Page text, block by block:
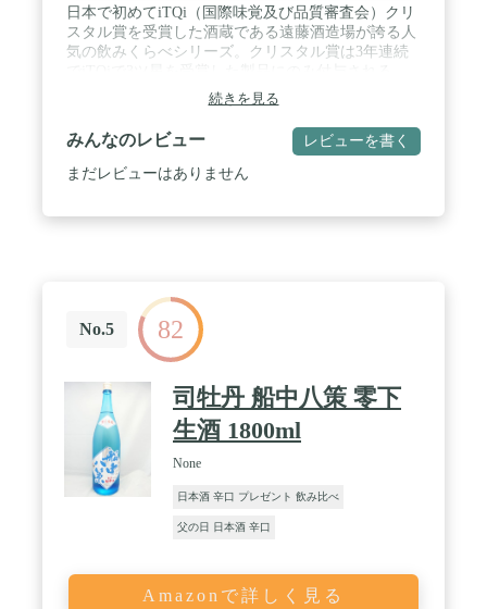
日本で初めてiTQi（国際味覚及び品質審査会）クリ
スタル賞を受賞した酒蔵である遠藤酒造場が誇る人
気の飲みくらべシリーズ。クリスタル賞は3年連続
そモンドセレクション12年連続金賞受賞、IWSC金
賞受賞などを受賞。胸を張って贈り物にしていただ
けたら幸いです。 / 毎年20,000セットも売れる遠藤
酒造場の人気のみくらべシリーズ。ギフトやプレゼ
ント、贈答に大人気の日本酒飲み比べセット。全て
渓流 純米酒／米の旨みを遠藤酒造場人気の定番純
米酒 / ◆渓流 極辛／日本酒度16度と辛口の中でも
上位ランクの辛口酒。辛さの中に感じる米の旨味が
通好み。冷やはもちろん燗でも楽しんでいただける
逸品。 ◆渓流 蔵囲い／まろやかな甘みとキレの良
さに定評がある常温でも燗酒としてもおいしい ◆渓
流 甘口／米の旨味と甘味を味わいつつ鼻に抜ける
香りを楽しんでほしい逸品。 / 日本酒のギフトで人
気の遠藤酒造場では、母の日や父の日の他、敬老の
日、お中元やお歳暮、年末年始のご挨拶などで選ば
れている高級な贈り物にふさわしい日本酒ののみく
らべギフトセットです。大吟醸酒、純米酒、辛口な
お酒をご堪能ください。 / 【ご注意（免責）＞ 必ず
お読み下さい】未成年者や運転中の飲酒をやめてく
続きを見る
みんなのレビュー レビューを書く
まだレビューはありません
No.5 82
司牡丹 船中八策 零下
生酒 1800ml
None
日本酒 辛口 プレゼント 飲み比べ
父の日 日本酒 辛口
Amazonで詳しく見る